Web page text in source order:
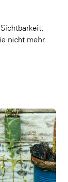
nicht mehr